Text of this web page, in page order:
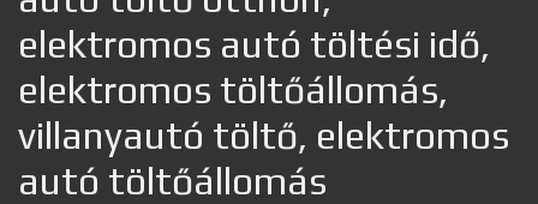
elektromos autó töltési idő,
elektromos töltőállomás,
villanyautó töltő, elektromos
autó töltőállomás